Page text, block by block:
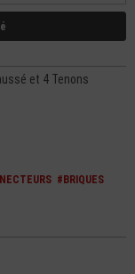
et 4 Tenons
#BRIQUES